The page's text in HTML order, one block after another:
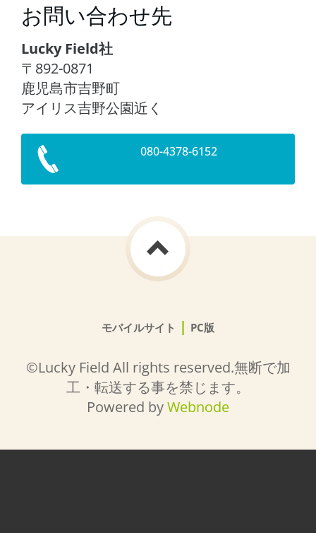
お問い合わせ先
Lucky Field社
〒892-0871
鹿児島市吉野町
アイリス吉野公園近く
080-4378-6152
モバイルサイト | PC版
©Lucky Field All rights reserved.無断で加
工・転送する事を禁じます。
Powered byWebnode